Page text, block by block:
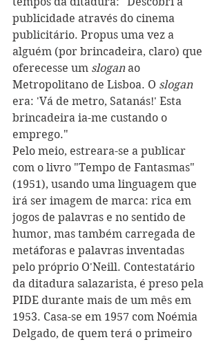
publicidade através do cinema
publicitário. Propus uma vez a
alguém (por brincadeira, claro) que
oferecesse um slogan ao
Metropolitano de Lisboa. O slogan
era: 'Vá de metro, Satanás!' Esta
brincadeira ia-me custando o
emprego."
Pelo meio, estreara-se a publicar
com o livro "Tempo de Fantasmas"
(1951), usando uma linguagem que
irá ser imagem de marca: rica em
jogos de palavras e no sentido de
humor, mas também carregada de
metáforas e palavras inventadas
pelo próprio O'Neill. Contestatário
da ditadura salazarista, é preso pela
PIDE durante mais de um mês em
1953. Casa-se em 1957 com Noémia
Delgado, de quem terá o primeiro